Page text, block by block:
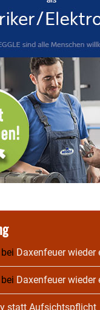
Daxenfeuer wieder
Daxenfeuer wieder
statt Aufsichtspflicht